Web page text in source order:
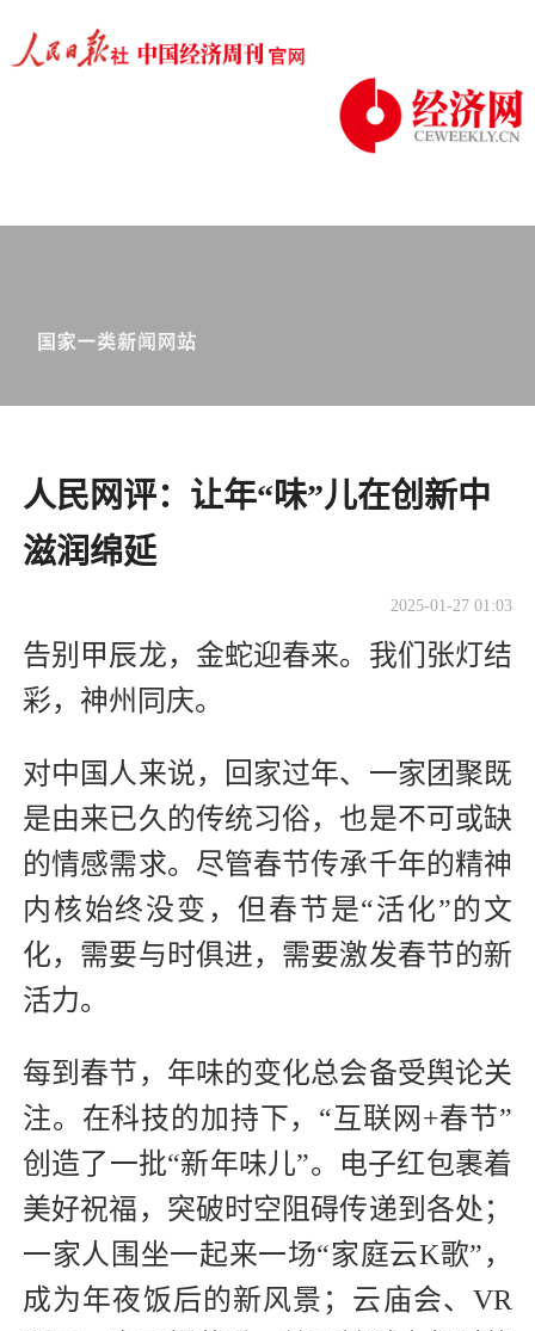
人民网评：让年“味”儿在创新中
滋润绵延
2025-01-27 01:03
告别甲辰龙，金蛇迎春来。我们张灯结
彩，神州同庆。
对中国人来说，回家过年、一家团聚既
是由来已久的传统习俗，也是不可或缺
的情感需求。尽管春节传承千年的精神
内核始终没变，但春节是“活化”的文
化，需要与时俱进，需要激发春节的新
活力。
每到春节，年味的变化总会备受舆论关
注。在科技的加持下，“互联网+春节”
创造了一批“新年味儿”。电子红包裹着
美好祝福，突破时空阻碍传递到各处；
一家人围坐一起来一场“家庭云K歌”，
成为年夜饭后的新风景；云庙会、VR